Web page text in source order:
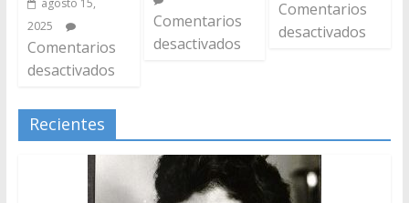
2025
Comentarios
desactivados
Comentarios
desactivados
Comentarios
desactivados
Recientes